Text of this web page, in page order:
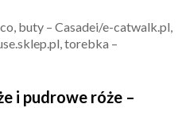
buty – Casadei/e-catwalk.pl,
torebka –
i pudrowe róże –